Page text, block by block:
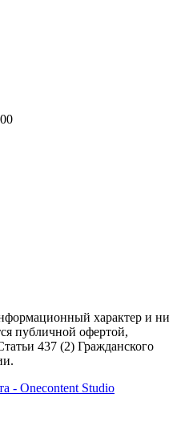
характер и ни
публичной офертой,
437 (2) Гражданского
- Onecontent Studio